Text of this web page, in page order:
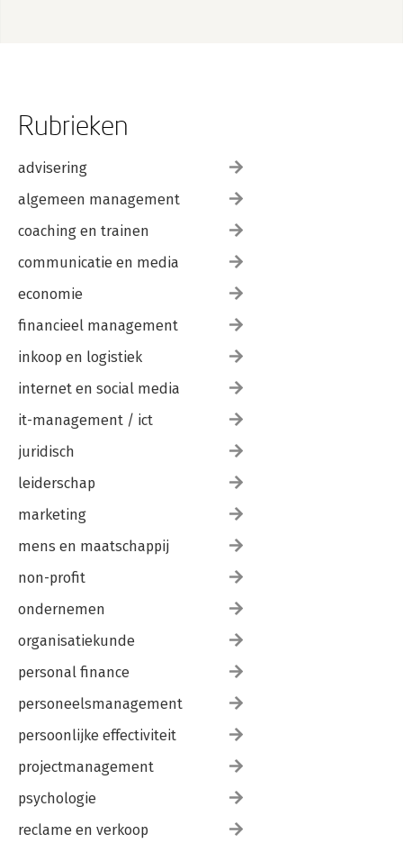
Rubrieken
advisering
algemeen management
coaching en trainen
communicatie en media
economie
financieel management
inkoop en logistiek
internet en social media
it-management / ict
juridisch
leiderschap
marketing
mens en maatschappij
non-profit
ondernemen
organisatiekunde
personal finance
personeelsmanagement
persoonlijke effectiviteit
projectmanagement
psychologie
reclame en verkoop